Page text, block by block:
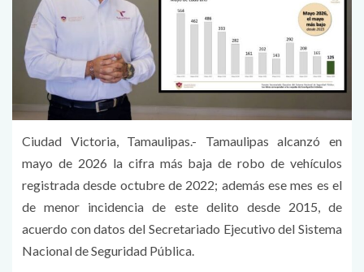
Ciudad Victoria, Tamaulipas.- Tamaulipas alcanzó en
mayo de 2026 la cifra más baja de robo de vehículos
registrada desde octubre de 2022; además ese mes es el
de menor incidencia de este delito desde 2015, de
acuerdo con datos del Secretariado Ejecutivo del Sistema
Nacional de Seguridad Pública.